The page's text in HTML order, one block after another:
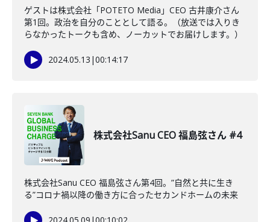
ゲストは株式会社「POTETO Media」CEO 古井康介さん
第1回。政治を自分のこととして語る。（放送では入りき
らなかったトークも含め、ノーカットでお届けします。）
2024.05.13 |00:14:17
株式会社Sanu CEO 福島弦さん #4
株式会社Sanu CEO 福島弦さん第4回。”自然と共に生き
る”コロナ禍以降の働き方に合ったセカンドホームの未来